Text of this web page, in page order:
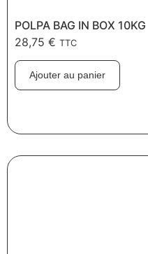
POLPA BAG IN BOX 10KG
28,75 € TTC
Ajouter au panier